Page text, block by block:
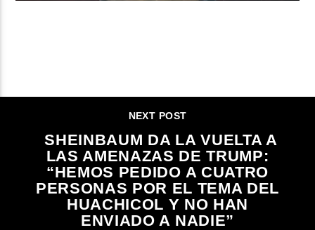
NEXT POST
SHEINBAUM DA LA VUELTA A
LAS AMENAZAS DE TRUMP:
“HEMOS PEDIDO A CUATRO
PERSONAS POR EL TEMA DEL
HUACHICOL Y NO HAN
ENVIADO A NADIE”